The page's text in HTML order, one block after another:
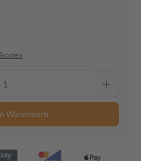
Warenkorb